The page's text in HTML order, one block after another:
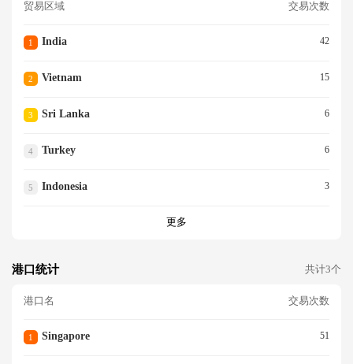
贸易区域 交易次数
1 India 42
2 Vietnam 15
3 Sri Lanka 6
4 Turkey 6
5 Indonesia 3
更多
港口统计 共计3个
港口名 交易次数
1 Singapore 51